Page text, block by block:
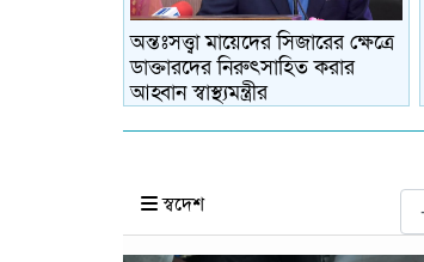
অন্তঃসত্ত্বা মায়েদের সিজারের ক্ষেত্রে
ডাক্তারদের নিরুৎসাহিত করার
আহ্বান স্বাস্থ্যমন্ত্রীর
স্বদেশ